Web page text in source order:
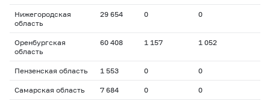
Нижегородская
область
29 654 0 0
Оренбургская
область
60 408 1 157 1 052
Пензенская область 1 553 0 0
Самарская область 7 684 0 0